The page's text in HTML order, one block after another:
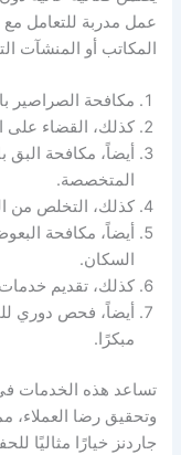
عمل مدربة للتعامل مع
المكاتب أو المنشآت
مكافحة الصراصير
كذلك، القضاء على
أيضاً، مكافحة البق
المتخصصة.
كذلك، التخلص من
أيضاً، مكافحة
السكان.
كذلك، تقديم
أيضاً، فحص دوري
مبكرًا.
تساعد هذه الخدمات
وتحقيق رضا العملاء،
جاردنز خيارًا مثاليًا